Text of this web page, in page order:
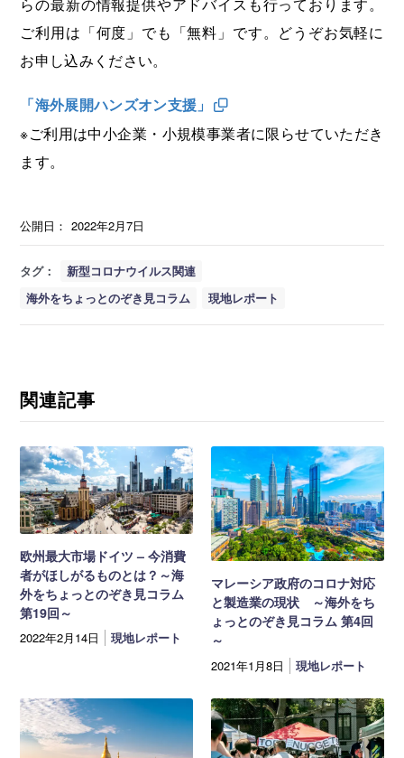
ご利用は「何度」でも「無料」です。どうぞお気軽に
お申し込みください。
「海外展開ハンズオン支援」
※ご利用は中小企業・小規模事業者に限らせていただき
ます。
公開日： 2022年2月7日
タグ：
新型コロナウイルス関連
海外をちょっとのぞき見コラム
現地レポート
関連記事
欧州最大市場ドイツ – 今消費
者がほしがるものとは？～海
外をちょっとのぞき見コラム
第19回～
2022年2月14日 現地レポート
マレーシア政府のコロナ対応
と製造業の現状 ～海外をち
ょっとのぞき見コラム 第4回
～
2021年1月8日 現地レポート